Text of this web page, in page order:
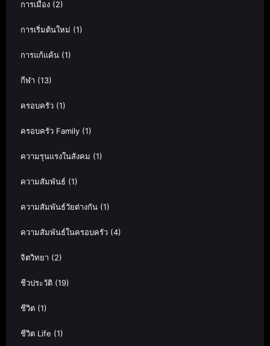
การเมือง (2)
การเริ่มต้นใหม่ (1)
การแก้แค้น (1)
กีฬา (13)
ครอบครัว (1)
ครอบครัว Family (1)
ความรุนแรงในสังคม (1)
ความสัมพันธ์ (1)
ความสัมพันธ์วัยต่างกัน (1)
ความสัมพันธ์ในครอบครัว (4)
จิตวิทยา (2)
ชีวประวัติ (19)
ชีวิต (1)
ชีวิต Life (1)